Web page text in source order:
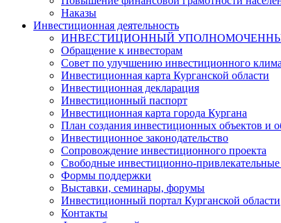
Наказы
Инвестиционная деятельность
ИНВЕСТИЦИОННЫЙ
Обращение к инвесторам
Совет по улучшению инвестиционного
Инвестиционная карта Курганской области
Инвестиционная декларация
Инвестиционный паспорт
Инвестиционная карта города Кургана
План создания инвестиционных объектов и
Инвестиционное законодательство
Сопровождение инвестиционного проекта
Свободные инвестиционно-
Формы поддержки
Выставки, семинары, форумы
Инвестиционный портал Курганской области
Контакты